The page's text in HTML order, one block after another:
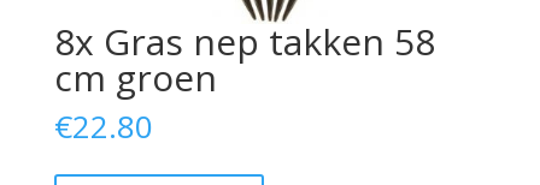
8x Gras nep takken 58
cm groen
€22.80